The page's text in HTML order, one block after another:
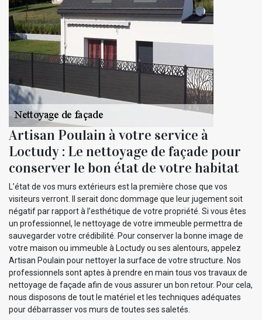
Artisan Poulain à votre service à
Loctudy : Le nettoyage de façade pour
conserver le bon état de votre habitat
L’état de vos murs extérieurs est la première chose que vos
visiteurs verront. Il serait donc dommage que leur jugement soit
négatif par rapport à l’esthétique de votre propriété. Si vous êtes
un professionnel, le nettoyage de votre immeuble permettra de
sauvegarder votre crédibilité. Pour conserver la bonne image de
votre maison ou immeuble à Loctudy ou ses alentours, appelez
Artisan Poulain pour nettoyer la surface de votre structure. Nos
professionnels sont aptes à prendre en main tous vos travaux de
nettoyage de façade afin de vous assurer un bon retour. Pour cela,
nous disposons de tout le matériel et les techniques adéquates
pour débarrasser vos murs de toutes ses saletés.